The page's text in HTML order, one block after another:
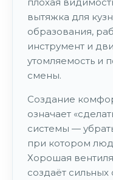
вытяжка для
образования,
инструмент и
утомляемость и
смены.
Создание
означает
системы —
при котором
Хорошая
создаёт